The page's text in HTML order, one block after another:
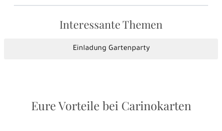
Interessante Themen
Einladung Gartenparty
Eure Vorteile bei Carinokarten